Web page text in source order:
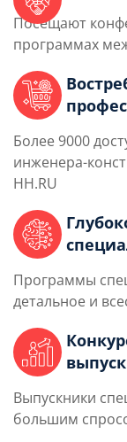
Посещают
программах
Более 9000
инженера-
HH.RU
Программы
детальное и
Выпускники
большим